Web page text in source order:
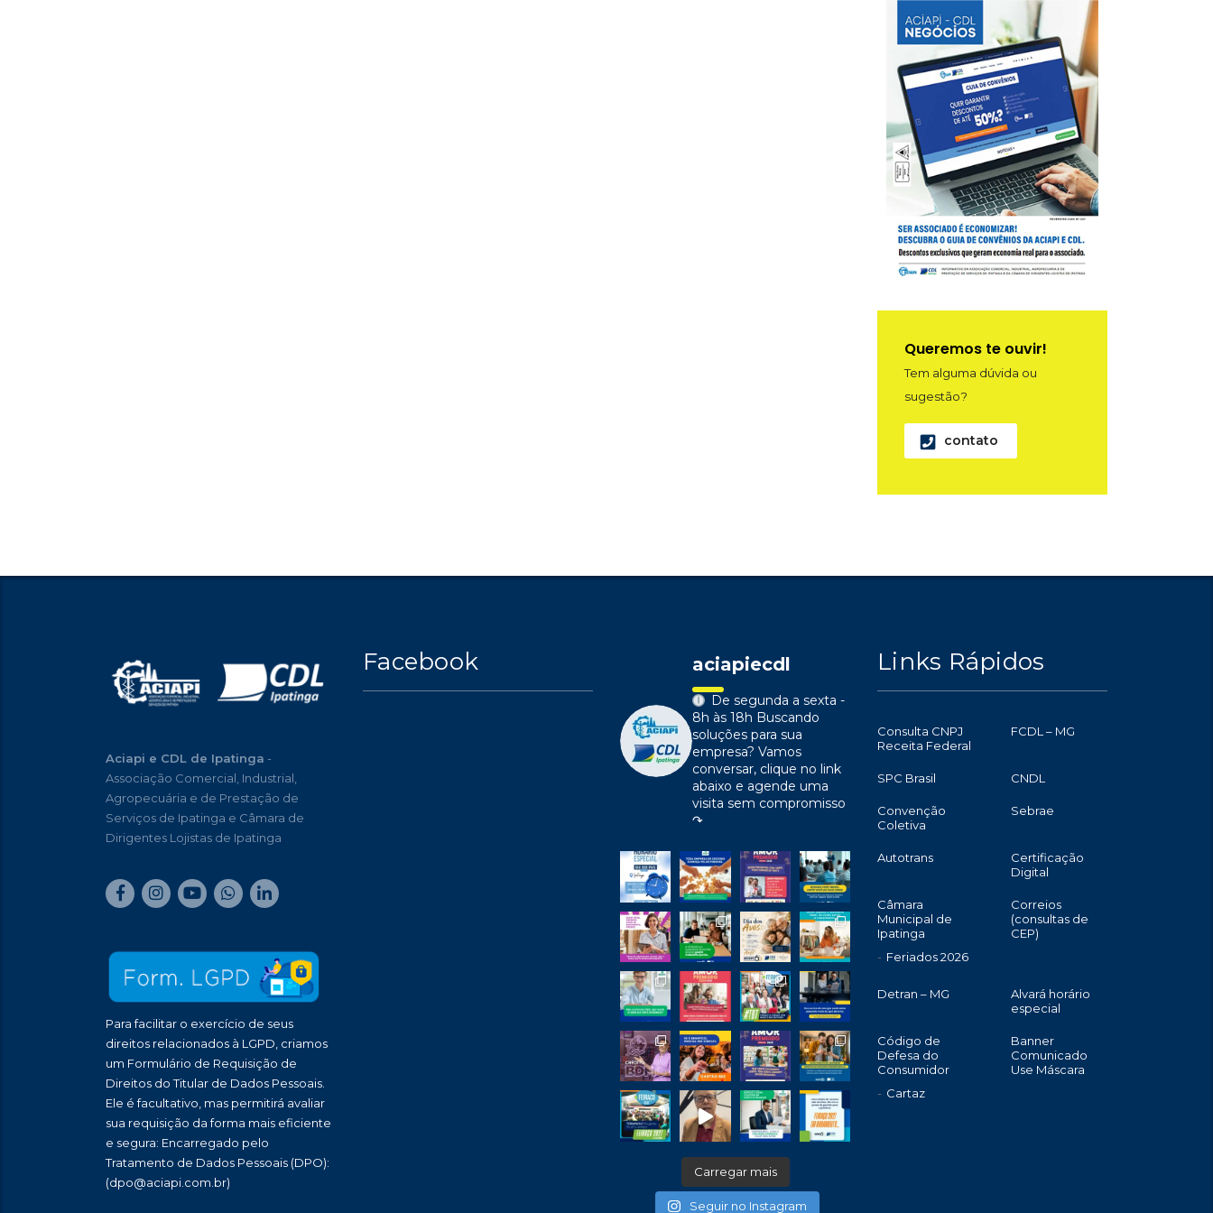
Queremos te ouvir!
Tem alguma dúvida ou
sugestão?
contato
Aciapi e CDL de Ipatinga -
Associação Comercial, Industrial,
Agropecuária e de Prestação de
Serviços de Ipatinga e Câmara de
Dirigentes Lojistas de Ipatinga
Para facilitar o exercício de seus
direitos relacionados à LGPD, criamos
um Formulário de Requisição de
Direitos do Titular de Dados Pessoais.
Ele é facultativo, mas permitirá avaliar
sua requisição da forma mais eficiente
e segura: Encarregado pelo
Tratamento de Dados Pessoais (DPO):
(dpo@aciapi.com.br)
Facebook aciapiecdl
De segunda a sexta -
8h às 18h Buscando
soluções para sua
empresa? Vamos
conversar, clique no link
abaixo e agende uma
visita sem compromisso
↷
Carregar mais
Seguir no Instagram
Links Rápidos
Consulta CNPJ
Receita Federal
FCDL – MG
SPC Brasil CNDL
Convenção
Coletiva
Sebrae
Autotrans
Certificação
Digital
Câmara
Municipal de
Ipatinga
Feriados 2026
Correios
(consultas de
CEP)
Detran – MG
Alvará horário
especial
Código de
Defesa do
Consumidor
Cartaz
Banner
Comunicado
Use Máscara